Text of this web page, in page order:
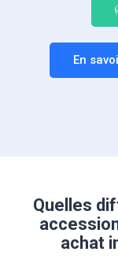
En
Quelles
achat